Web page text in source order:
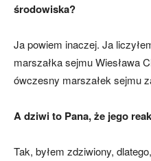
środowiska?
Ja powiem inaczej. Ja
marszałka sejmu Wiesława
ówczesny marszałek sejmu
A dziwi to Pana, że jego
Tak, byłem zdziwiony,